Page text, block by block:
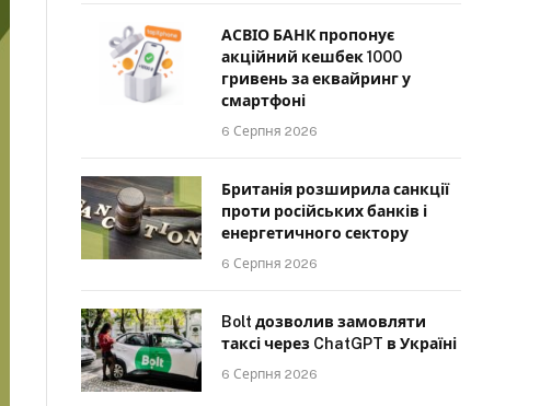
АСВІО БАНК пропонує
акційний кешбек 1000
гривень за еквайринг у
смартфоні
6 Серпня 2026
Британія розширила санкції
проти російських банків і
енергетичного сектору
6 Серпня 2026
Bolt дозволив замовляти
таксі через ChatGPT в Україні
6 Серпня 2026